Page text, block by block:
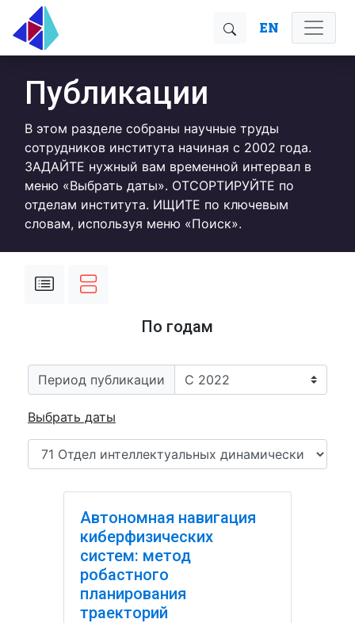
EN
Публикации
В этом разделе собраны научные труды
сотрудников института начиная с 2002 года.
ЗАДАЙТЕ нужный вам временной интервал в
меню «Выбрать даты». ОТСОРТИРУЙТЕ по
отделам института. ИЩИТЕ по ключевым
словам, используя меню «Поиск».
По годам
Период публикации
Выбрать даты
Автономная навигация
киберфизических
систем: метод
робастного
планирования
траекторий